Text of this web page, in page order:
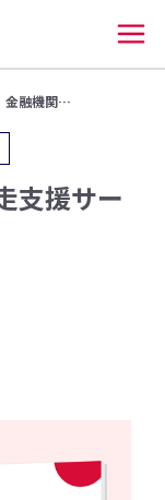
⾦融機関向けUI／UX伴⾛⽀援...
⽀援サー